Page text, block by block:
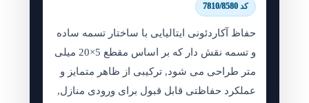
کد 7810/8580
حفاظ آکاردئونی ایتالیایی با ساختار تسمه ساده
و تسمه نقش دار که بر اساس مقطع 5×20 میلی
متر طراحی می شود, ترکیبی از ظاهر متمایز و
عملکرد حفاظتی قابل قبول برای ورودی منازل,